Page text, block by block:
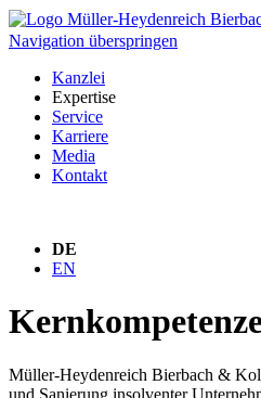
Navigation überspringen
Kanzlei
Expertise
Service
Karriere
Media
Kontakt
DE
EN
Müller-Heydenreich Bierbach &
und Sanierung insolventer